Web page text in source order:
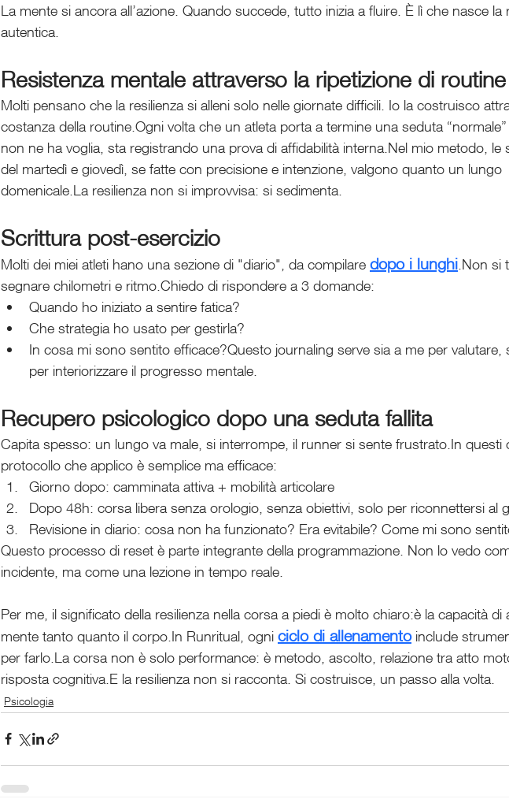
La mente si ancora all’azione. Quando succede, tutto inizia a fluire. È lì che nasce la
autentica.
Resistenza mentale attraverso la ripetizione di routine
Molti pensano che la resilienza si alleni solo nelle giornate difficili. Io la costruisco
costanza della routine.Ogni volta che un atleta porta a termine una seduta
non ne ha voglia, sta registrando una prova di affidabilità interna.Nel mio metodo, le
del martedì e giovedì, se fatte con precisione e intenzione, valgono quanto un lungo
domenicale.La resilienza non si improvvisa: si sedimenta.
Scrittura post-esercizio
Molti dei miei atleti hano una sezione di "diario", da compilare dopo i lunghi .Non si
segnare chilometri e ritmo.Chiedo di rispondere a 3 domande:
Quando ho iniziato a sentire fatica?
Che strategia ho usato per gestirla?
In cosa mi sono sentito efficace?Questo journaling serve sia a me per valutare,
per interiorizzare il progresso mentale.
Recupero psicologico dopo una seduta fallita
Capita spesso: un lungo va male, si interrompe, il runner si sente frustrato.In questi
protocollo che applico è semplice ma efficace:
Giorno dopo: camminata attiva + mobilità articolare
Dopo 48h: corsa libera senza orologio, senza obiettivi, solo per riconnettersi al
Revisione in diario: cosa non ha funzionato? Era evitabile? Come mi sono
Questo processo di reset è parte integrante della programmazione. Non lo vedo
incidente, ma come una lezione in tempo reale.
Per me, il significato della resilienza nella corsa a piedi è molto chiaro:è la capacità di
mente tanto quanto il corpo.In Runritual, ogni ciclo di allenamento include
per farlo.La corsa non è solo performance: è metodo, ascolto, relazione tra atto
risposta cognitiva.E la resilienza non si racconta. Si costruisce, un passo alla volta.
Psicologia